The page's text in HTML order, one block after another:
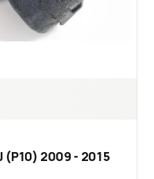
(P10) 2009 - 2015